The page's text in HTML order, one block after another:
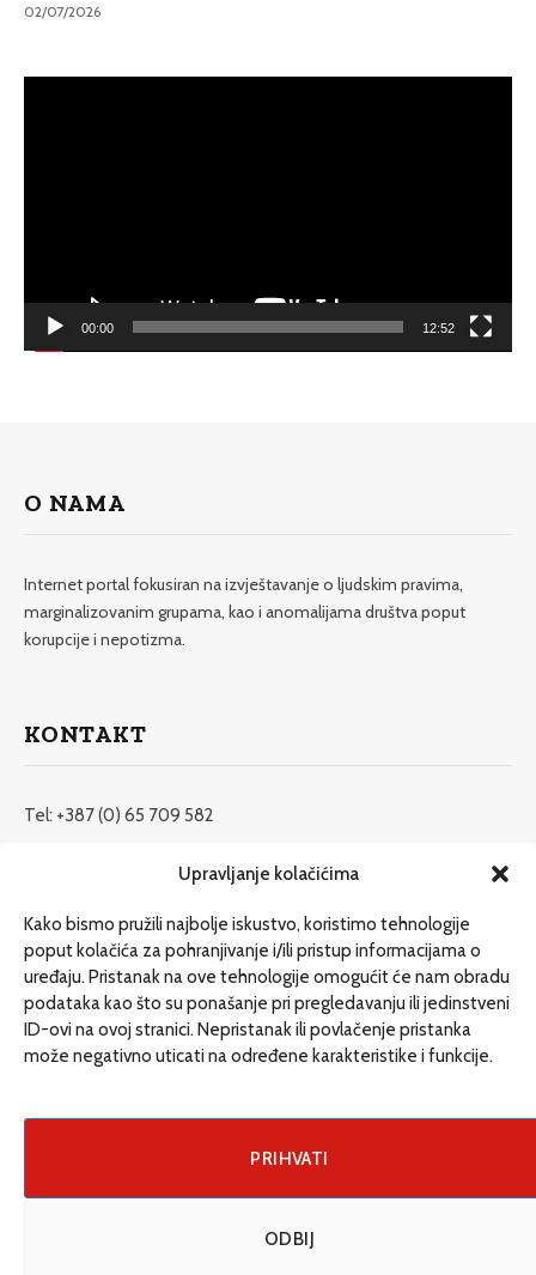
Upravljanje kolačićima
Kako bismo pružili najbolje iskustvo, koristimo tehnologije
poput kolačića za pohranjivanje i/ili pristup informacijama o
uređaju. Pristanak na ove tehnologije omogućit će nam obradu
podataka kao što su ponašanje pri pregledavanju ili jedinstveni
ID-ovi na ovoj stranici. Nepristanak ili povlačenje pristanka
može negativno uticati na određene karakteristike i funkcije.
PRIHVATI
ODBIJ
02/07/2026
00:00 12:52
O NAMA
Internet portal fokusiran na izvještavanje o ljudskim pravima,
marginalizovanim grupama, kao i anomalijama društva poput
korupcije i nepotizma.
KONTAKT
Tel: +387 (0) 65 709 582
redakcija@etrafika.net
Dosije
Drugi pišu
Društvo